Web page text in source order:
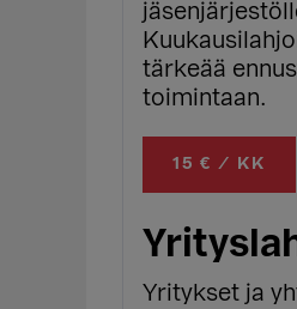
tärkeää
toimintaan.
15 € / KK
Yritykset ja